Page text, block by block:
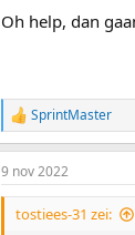
i
:
Oh help, dan
R
e
a
c
t
SprintMaster
9 nov 2022
tostiees-31 zei: